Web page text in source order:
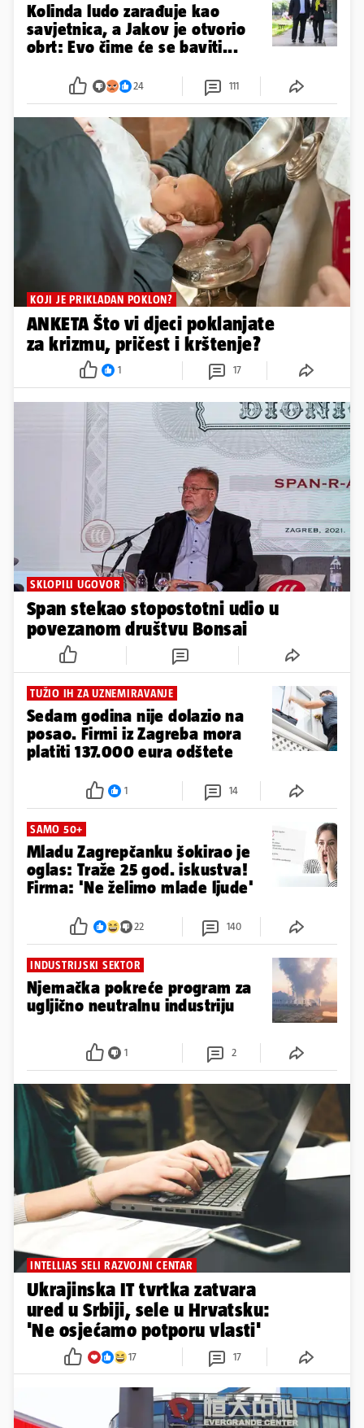
Kolinda ludo zarađuje kao
savjetnica, a Jakov je otvorio
obrt: Evo čime će se baviti...
24 111
KOJI JE PRIKLADAN POKLON?
ANKETA Što vi djeci poklanjate
za krizmu, pričest i krštenje?
1 17
SKLOPILI UGOVOR
Span stekao stopostotni udio u
povezanom društvu Bonsai
TUŽIO IH ZA UZNEMIRAVANJE
Sedam godina nije dolazio na
posao. Firmi iz Zagreba mora
platiti 137.000 eura odštete
1 14
SAMO 50+
Mladu Zagrepčanku šokirao je
oglas: Traže 25 god. iskustva!
Firma: 'Ne želimo mlade ljude'
22 140
INDUSTRIJSKI SEKTOR
Njemačka pokreće program za
ugljično neutralnu industriju
1 2
INTELLIAS SELI RAZVOJNI CENTAR
Ukrajinska IT tvrtka zatvara
ured u Srbiji, sele u Hrvatsku:
'Ne osjećamo potporu vlasti'
17 17